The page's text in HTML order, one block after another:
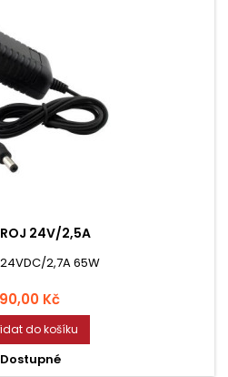
24V/2,5A
2,7A 65W
Kč
do košíku
Dostupné